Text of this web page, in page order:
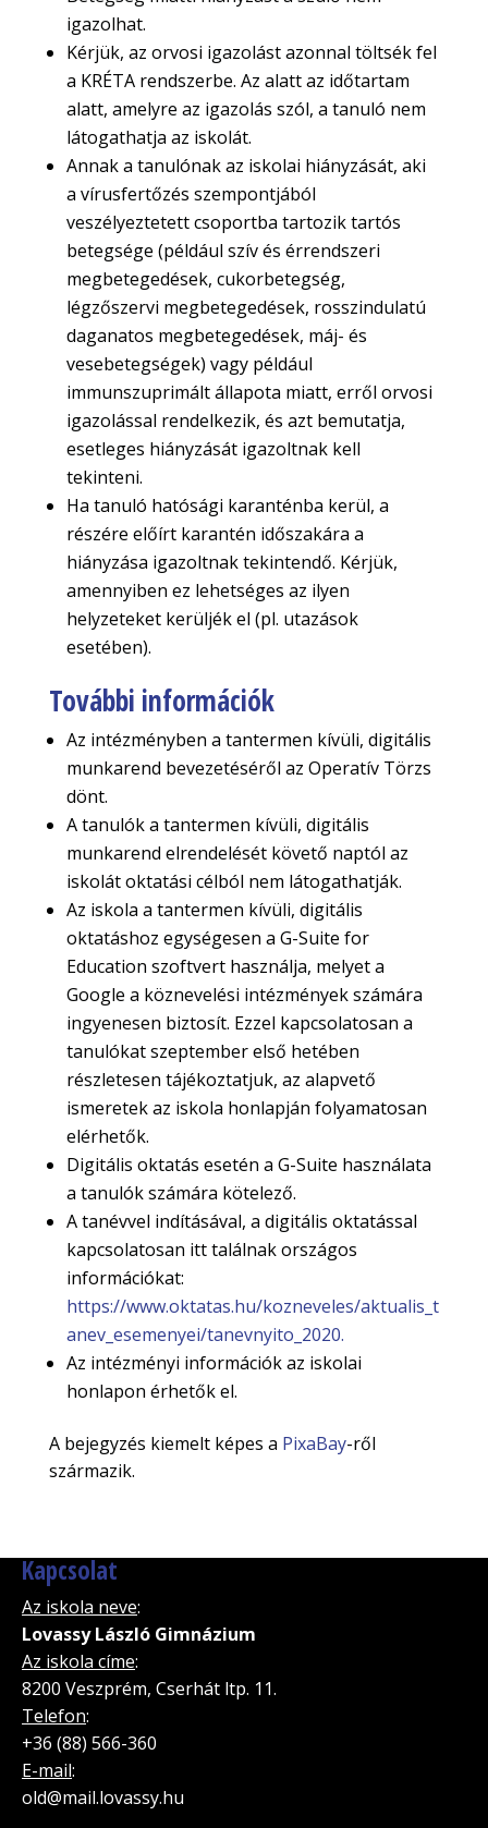
igazolhat.
Kérjük, az orvosi igazolást azonnal töltsék fel
a KRÉTA rendszerbe. Az alatt az időtartam
alatt, amelyre az igazolás szól, a tanuló nem
látogathatja az iskolát.
Annak a tanulónak az iskolai hiányzását, aki
a vírusfertőzés szempontjából
veszélyeztetett csoportba tartozik tartós
betegsége (például szív és érrendszeri
megbetegedések, cukorbetegség,
légzőszervi megbetegedések, rosszindulatú
daganatos megbetegedések, máj- és
vesebetegségek) vagy például
immunszuprimált állapota miatt, erről orvosi
igazolással rendelkezik, és azt bemutatja,
esetleges hiányzását igazoltnak kell
tekinteni.
Ha tanuló hatósági karanténba kerül, a
részére előírt karantén időszakára a
hiányzása igazoltnak tekintendő. Kérjük,
amennyiben ez lehetséges az ilyen
helyzeteket kerüljék el (pl. utazások
esetében).
További információk
Az intézményben a tantermen kívüli, digitális
munkarend bevezetéséről az Operatív Törzs
dönt.
A tanulók a tantermen kívüli, digitális
munkarend elrendelését követő naptól az
iskolát oktatási célból nem látogathatják.
Az iskola a tantermen kívüli, digitális
oktatáshoz egységesen a G-Suite for
Education szoftvert használja, melyet a
Google a köznevelési intézmények számára
ingyenesen biztosít. Ezzel kapcsolatosan a
tanulókat szeptember első hetében
részletesen tájékoztatjuk, az alapvető
ismeretek az iskola honlapján folyamatosan
elérhetők.
Digitális oktatás esetén a G-Suite használata
a tanulók számára kötelező.
A tanévvel indításával, a digitális oktatással
kapcsolatosan itt találnak országos
információkat:
https://www.oktatas.hu/kozneveles/aktualis_t
anev_esemenyei/tanevnyito_2020.
Az intézményi információk az iskolai
honlapon érhetők el.
A bejegyzés kiemelt képes a PixaBay-ről
származik.
Kapcsolat
Az iskola neve:
Lovassy László Gimnázium
Az iskola címe:
8200 Veszprém, Cserhát ltp. 11.
Telefon:
+36 (88) 566-360
E-mail:
old@mail.lovassy.hu